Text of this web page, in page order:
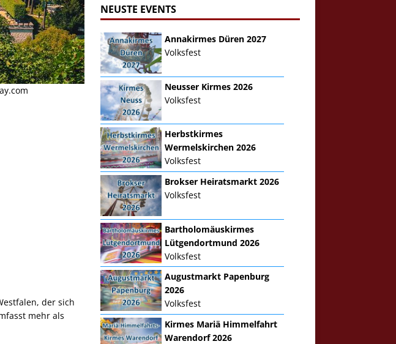
der sich
mehr als
NEUSTE EVENTS
Annakirmes Düren 2027
Volksfest
Neusser Kirmes 2026
Volksfest
Herbstkirmes
Wermelskirchen 2026
Volksfest
Brokser Heiratsmarkt 2026
Volksfest
Bartholomäuskirmes
Lütgendortmund 2026
Volksfest
Augustmarkt Papenburg
2026
Volksfest
Kirmes Mariä Himmelfahrt
Warendorf 2026